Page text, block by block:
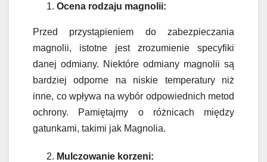
Ocena rodzaju magnolii:
Przed przystąpieniem do zabezpieczania
magnolii, istotne jest zrozumienie specyfiki
danej odmiany. Niektóre odmiany magnolii są
bardziej odporne na niskie temperatury niż
inne, co wpływa na wybór odpowiednich metod
ochrony. Pamiętajmy o różnicach między
gatunkami, takimi jak Magnolia.
Mulczowanie korzeni: